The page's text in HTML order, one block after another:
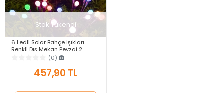
Stok Tükendi
6 Ledli Solar Bahçe Işıkları
Renkli Dış Mekan Peyzaj 2
Modlu Bahçe Çiti Güneş Enerjili
Süs Lambalar
(0)
457,90 TL